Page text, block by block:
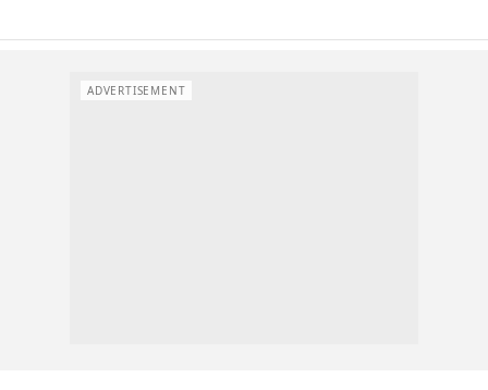
ADVERTISEMENT